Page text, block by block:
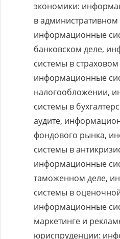
экономики:
в
информационные
банковском деле,
системы в страховом
информационные
налогообложении,
системы в
аудите,
фондового рынка,
системы в
информационные
таможенном деле,
системы в
информационные
маркетинге и
юриспруденции: